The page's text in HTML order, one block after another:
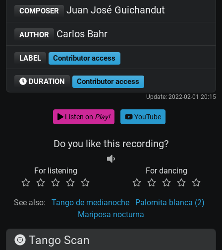
COMPOSER Juan José Guichandut
AUTHOR Carlos Bahr
LABEL Contributor access
DURATION Contributor access
Update: 2022-02-01 20:15
Listen on Play! YouTube
Do you like this recording?
For listening For dancing
See also: Tango de medianoche
Palomita blanca (2)
Mariposa nocturna
Tango Scan